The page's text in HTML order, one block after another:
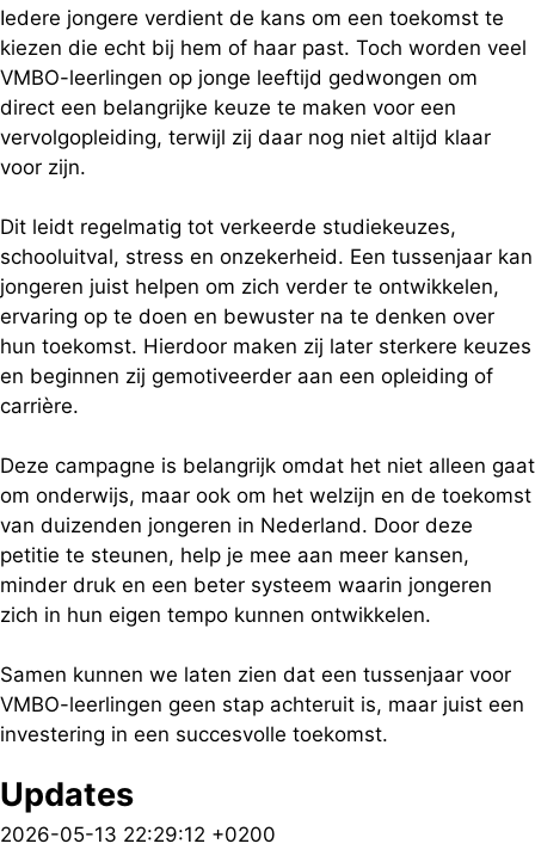
Iedere jongere verdient de kans om een toekomst te
kiezen die echt bij hem of haar past. Toch worden veel
VMBO-leerlingen op jonge leeftijd gedwongen om
direct een belangrijke keuze te maken voor een
vervolgopleiding, terwijl zij daar nog niet altijd klaar
voor zijn.
Dit leidt regelmatig tot verkeerde studiekeuzes,
schooluitval, stress en onzekerheid. Een tussenjaar kan
jongeren juist helpen om zich verder te ontwikkelen,
ervaring op te doen en bewuster na te denken over
hun toekomst. Hierdoor maken zij later sterkere keuzes
en beginnen zij gemotiveerder aan een opleiding of
carrière.
Deze campagne is belangrijk omdat het niet alleen gaat
om onderwijs, maar ook om het welzijn en de toekomst
van duizenden jongeren in Nederland. Door deze
petitie te steunen, help je mee aan meer kansen,
minder druk en een beter systeem waarin jongeren
zich in hun eigen tempo kunnen ontwikkelen.
Samen kunnen we laten zien dat een tussenjaar voor
VMBO-leerlingen geen stap achteruit is, maar juist een
investering in een succesvolle toekomst.
Updates
2026-05-13 22:29:12 +0200